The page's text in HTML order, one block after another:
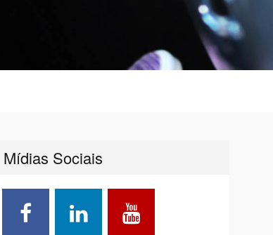
Mídias Sociais